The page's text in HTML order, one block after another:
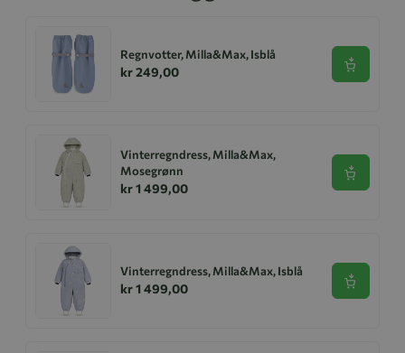
Regnvotter, Milla&Max, Isblå
kr 249,00 Se
Vinterregndress, Milla&Max,
Mosegrønn
kr 1 499,00
Se
Vinterregndress, Milla&Max, Isblå
kr 1 499,00 Se